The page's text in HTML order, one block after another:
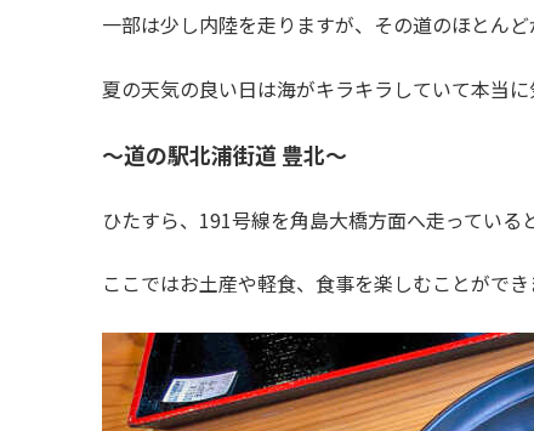
一部は少し内陸を走りますが、その道のほとん
夏の天気の良い日は海がキラキラしていて本当に
～道の駅北浦街道 豊北～
ひたすら、191号線を角島大橋方面へ走っている
ここではお土産や軽食、食事を楽しむことがで